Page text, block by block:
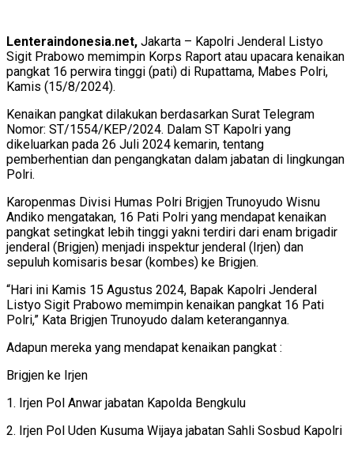
Lenteraindonesia.net, Jakarta – Kapolri Jenderal Listyo
Sigit Prabowo memimpin Korps Raport atau upacara kenaikan
pangkat 16 perwira tinggi (pati) di Rupattama, Mabes Polri,
Kamis (15/8/2024).
Kenaikan pangkat dilakukan berdasarkan Surat Telegram
Nomor: ST/1554/KEP/2024. Dalam ST Kapolri yang
dikeluarkan pada 26 Juli 2024 kemarin, tentang
pemberhentian dan pengangkatan dalam jabatan di lingkungan
Polri.
Karopenmas Divisi Humas Polri Brigjen Trunoyudo Wisnu
Andiko mengatakan, 16 Pati Polri yang mendapat kenaikan
pangkat setingkat lebih tinggi yakni terdiri dari enam brigadir
jenderal (Brigjen) menjadi inspektur jenderal (Irjen) dan
sepuluh komisaris besar (kombes) ke Brigjen.
“Hari ini Kamis 15 Agustus 2024, Bapak Kapolri Jenderal
Listyo Sigit Prabowo memimpin kenaikan pangkat 16 Pati
Polri,” Kata Brigjen Trunoyudo dalam keterangannya.
Adapun mereka yang mendapat kenaikan pangkat :
Brigjen ke Irjen
1. Irjen Pol Anwar jabatan Kapolda Bengkulu
2. Irjen Pol Uden Kusuma Wijaya jabatan Sahli Sosbud Kapolri